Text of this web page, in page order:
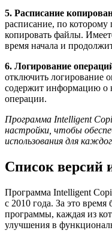
5. Расписание
расписание, по которому
копировать файлы.
время начала и
6. Логирование
отключить логирование
содержит информацию о
операции.
Программа Intelligent
настройки, чтобы
использования для
Список версий
Программа Intelligent
с 2010 года. За это
программы, каждая из
улучшения в